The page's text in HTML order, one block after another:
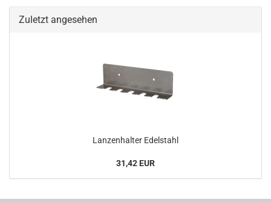
Zuletzt angesehen
Lanzenhalter Edelstahl
31,42 EUR